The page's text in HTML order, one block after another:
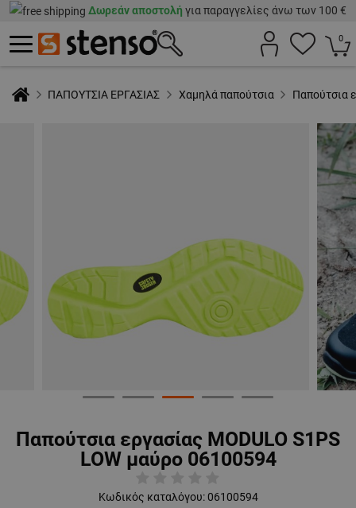
Δωρεάν αποστολή για παραγγελίες άνω των 100 €
0
ΠΑΠΟΥΤΣΙΑ ΕΡΓΑΣΙΑΣ Χαμηλά παπούτσια Παπούτσια
Παπούτσια εργασίας MODULO S1PS
LOW μαύρο 06100594
Κωδικός καταλόγου: 06100594